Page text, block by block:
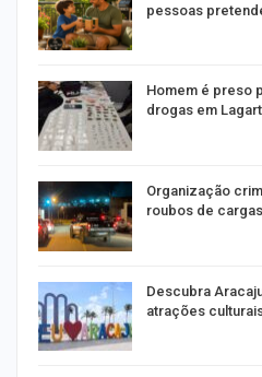
pessoas
Homem é preso
drogas em
Organização
roubos de
Descubra
atrações